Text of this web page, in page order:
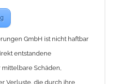
GmbH ist nicht haftbar
entstandene
Schäden,
Verluste, die durch ihre